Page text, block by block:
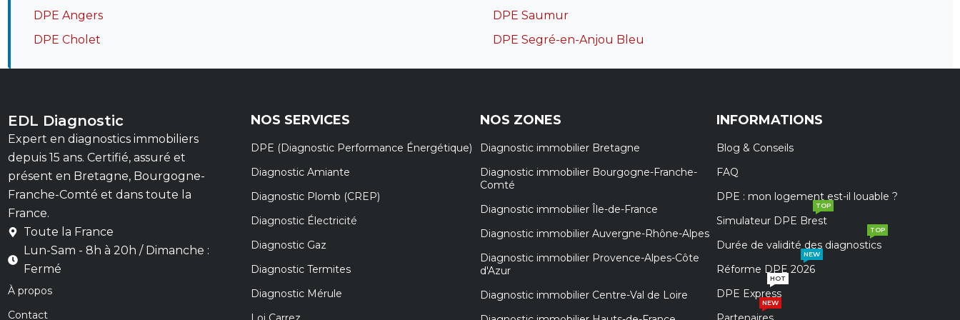
DPE Angers
DPE Cholet
DPE Saumur
DPE Segré-en-Anjou Bleu
EDL Diagnostic
Expert en diagnostics immobiliers
depuis 15 ans. Certifié, assuré et
présent en Bretagne, Bourgogne-
Franche-Comté et dans toute la
France.
Toute la France
Lun-Sam - 8h à 20h / Dimanche :
Fermé
À propos
Contact
NOS SERVICES
DPE (Diagnostic Performance Énergétique)
Diagnostic Amiante
Diagnostic Plomb (CREP)
Diagnostic Électricité
Diagnostic Gaz
Diagnostic Termites
Diagnostic Mérule
NOS ZONES
Diagnostic immobilier Bretagne
Diagnostic immobilier Bourgogne-Franche-
Comté
Diagnostic immobilier Île-de-France
Diagnostic immobilier Auvergne-Rhône-Alpes
Diagnostic immobilier Provence-Alpes-Côte
d'Azur
Diagnostic immobilier Centre-Val de Loire
INFORMATIONS
Blog & Conseils
FAQ
DPE : mon logement est-il louable ?
Simulateur DPE Brest
TOP
Durée de validité des diagnostics
TOP
Réforme DPE 2026
NEW
DPE Express
HOT
NEW